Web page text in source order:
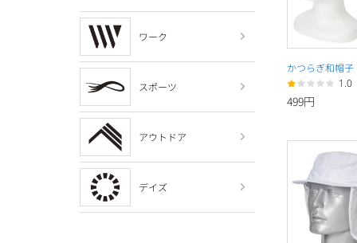
ワーク
スポーツ
アウトドア
デイズ
かつらぎ和帽子
1.0
499円